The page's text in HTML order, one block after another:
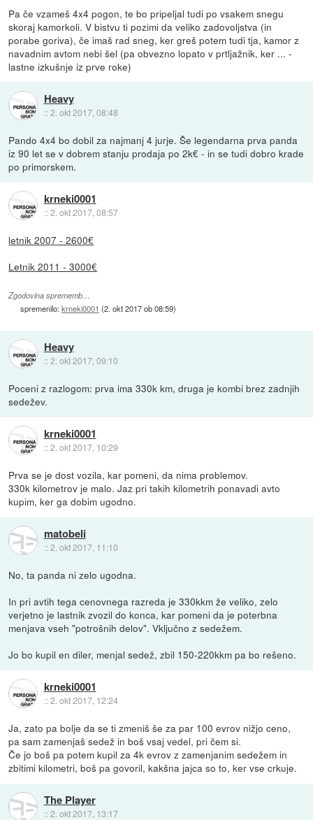
Pa če vzameš 4x4 pogon, te bo pripeljal tudi po vsakem snegu
skoraj kamorkoli. V bistvu ti pozimi da veliko zadovoljstva (in
porabe goriva), če imaš rad sneg, ker greš potem tudi tja, kamor z
navadnim avtom nebi šel (pa obvezno lopato v prtljažnik, ker ... -
lastne izkušnje iz prve roke)
Heavy
::2. okt 2017, 08:48
Pando 4x4 bo dobil za najmanj 4 jurje. Še legendarna prva panda
iz 90 let se v dobrem stanju prodaja po 2k€ - in se tudi dobro krade
po primorskem.
krneki0001
::2. okt 2017, 08:57
letnik 2007 - 2600€
Letnik 2011 - 3000€
Zgodovina sprememb…
spremenilo:krneki0001 (2. okt 2017 ob 08:59)
Heavy
::2. okt 2017, 09:10
Poceni z razlogom: prva ima 330k km, druga je kombi brez zadnjih
sedežev.
krneki0001
::2. okt 2017, 10:29
Prva se je dost vozila, kar pomeni, da nima problemov.
330k kilometrov je malo. Jaz pri takih kilometrih ponavadi avto
kupim, ker ga dobim ugodno.
matobeli
::2. okt 2017, 11:10
No, ta panda ni zelo ugodna.
In pri avtih tega cenovnega razreda je 330kkm že veliko, zelo
verjetno je lastnik zvozil do konca, kar pomeni da je poterbna
menjava vseh "potrošnih delov". Vključno z sedežem.
Jo bo kupil en diler, menjal sedež, zbil 150-220kkm pa bo rešeno.
krneki0001
::2. okt 2017, 12:24
Ja, zato pa bolje da se ti zmeniš še za par 100 evrov nižjo ceno,
pa sam zamenjaš sedež in boš vsaj vedel, pri čem si.
Če jo boš pa potem kupil za 4k evrov z zamenjanim sedežem in
zbitimi kilometri, boš pa govoril, kakšna jajca so to, ker vse crkuje.
The Player
::2. okt 2017, 13:17